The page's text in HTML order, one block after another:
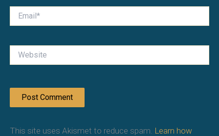
This site uses Akismet to reduce spam. Learn how